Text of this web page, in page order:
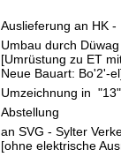
Auslieferung an HK
Umbau durch
[Umrüstung zu ET
Neue Bauart: Bo'2'-
Umzeichnung in
Abstellung
an SVG - Sylter
[ohne elektrische